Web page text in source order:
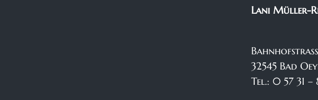
Lani Müller-
32545 Bad
Tel.: 0 57 31